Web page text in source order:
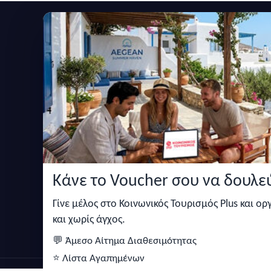
Κάνε το Voucher σου να
Γίνε μέλος στο Κοινωνικός Τουρισμός Plus και
και χωρίς άγχος.
💬 Άμεσο Αίτημα Διαθεσιμότητας
⭐ Λίστα Αγαπημένων
Εγγραφείτε στο newsletter μας
Μείνετε ενημερωμένοι με τις τελευταίες
Κάντε αναζήτηση για προσφορές σε ξενοδοχεία,